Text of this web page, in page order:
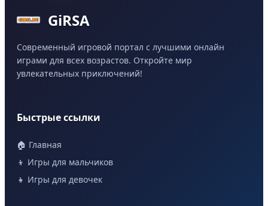
GiRSA
Современный игровой портал с лучшими онлайн
играми для всех возрастов. Откройте мир
увлекательных приключений!
Быстрые ссылки
🏠 Главная
👦 Игры для мальчиков
👧 Игры для девочек